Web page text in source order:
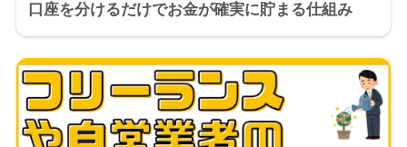
口座を分けるだけでお金が確実に貯まる仕組み